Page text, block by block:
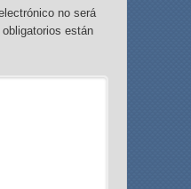
no será
están